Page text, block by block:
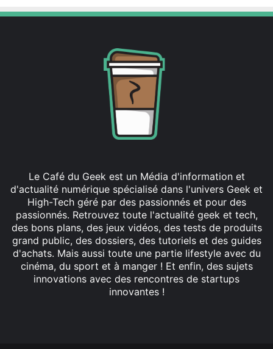
Le Café du Geek est un Média d'information et
d'actualité numérique spécialisé dans l'univers Geek et
High-Tech géré par des passionnés et pour des
passionnés. Retrouvez toute l'actualité geek et tech,
des bons plans, des jeux vidéos, des tests de produits
grand public, des dossiers, des tutoriels et des guides
d'achats. Mais aussi toute une partie lifestyle avec du
cinéma, du sport et à manger ! Et enfin, des sujets
innovations avec des rencontres de startups
innovantes !